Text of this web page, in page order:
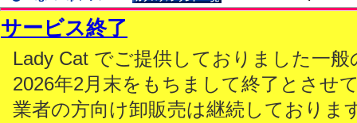
サービス終了
Lady Cat でご提供しておりました一
2026年2月末をもちまして終了とさせ
業者の方向け卸販売は継続しておりま